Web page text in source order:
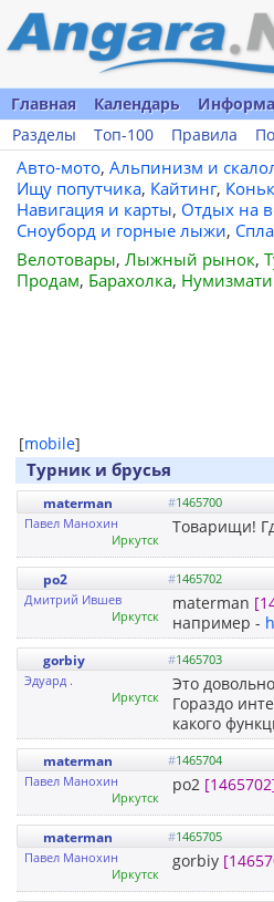
Главная Календарь
Разделы
Топ-100 Правила
Авто-мото, Альпинизм и
Ищу попутчика, Кайтинг,
Навигация и карты, Отдых на
Сноуборд и горные лыжи,
Велотовары, Лыжный рынок,
Продам, Барахолка,
[mobile]
Турник и брусья
materman #1465700
Павел Манохин
Иркутск
Товарищи!
po2 #1465702
Дмитрий Ившев
Иркутск
materman
например -
gorbiy #1465703
Эдуард .
Иркутск
Это
Гораздо
какого
materman #1465704
Павел Манохин
Иркутск
po2
materman #1465705
Павел Манохин
Иркутск
gorbiy